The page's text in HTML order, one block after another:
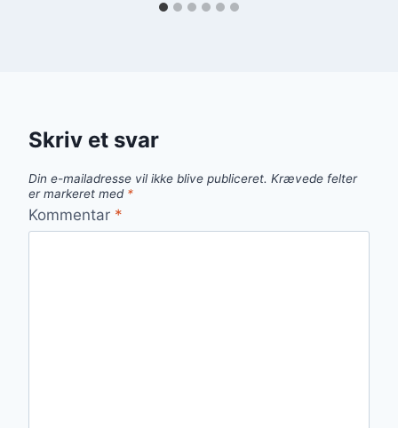
Skriv et svar
Din e-mailadresse vil ikke blive publiceret. Krævede felter
er markeret med *
Kommentar *